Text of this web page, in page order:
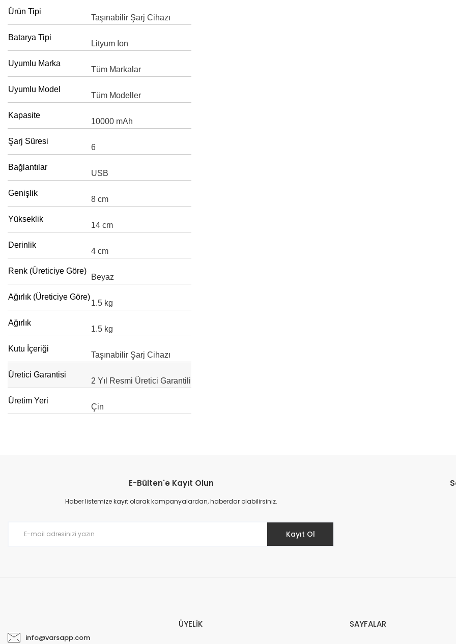
Ürün Tipi
Taşınabilir Şarj Cihazı
Batarya Tipi
Lityum Ion
Uyumlu Marka
Tüm Markalar
Uyumlu Model
Tüm Modeller
Kapasite
10000 mAh
Şarj Süresi
6
Bağlantılar
USB
Genişlik
8 cm
Yükseklik
14 cm
Derinlik
4 cm
Renk (Üreticiye Göre)
Beyaz
Ağırlık (Üreticiye Göre)
1.5 kg
Ağırlık
1.5 kg
Kutu İçeriği
Taşınabilir Şarj Cihazı
Üretici Garantisi
2 Yıl Resmi Üretici Garantili
Üretim Yeri
Çin
E-Bülten'e Kayıt Olun
Haber listemize kayıt olarak kampanyalardan, haberdar olabilirsiniz.
Kayıt Ol
info@varsapp.com
ÜYELİK SAYFALAR